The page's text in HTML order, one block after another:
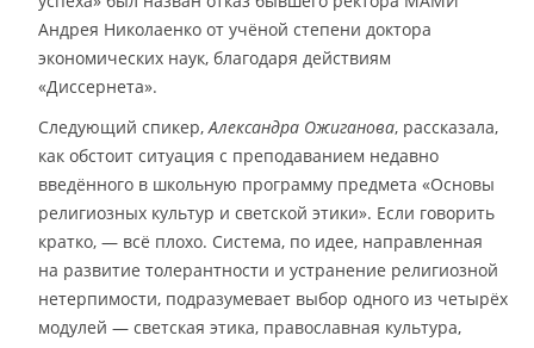
Андрея Николаенко от учёной степени доктора
экономических наук, благодаря действиям
«Диссернета».
Следующий спикер,Александра Ожиганова, рассказала,
как обстоит ситуация с преподаванием недавно
введённого в школьную программу предмета «Основы
религиозных культур и светской этики». Если говорить
кратко, — всё плохо. Система, по идее, направленная
на развитие толерантности и устранение религиозной
нетерпимости, подразумевает выбор одного из четырёх
модулей — светская этика, православная культура,